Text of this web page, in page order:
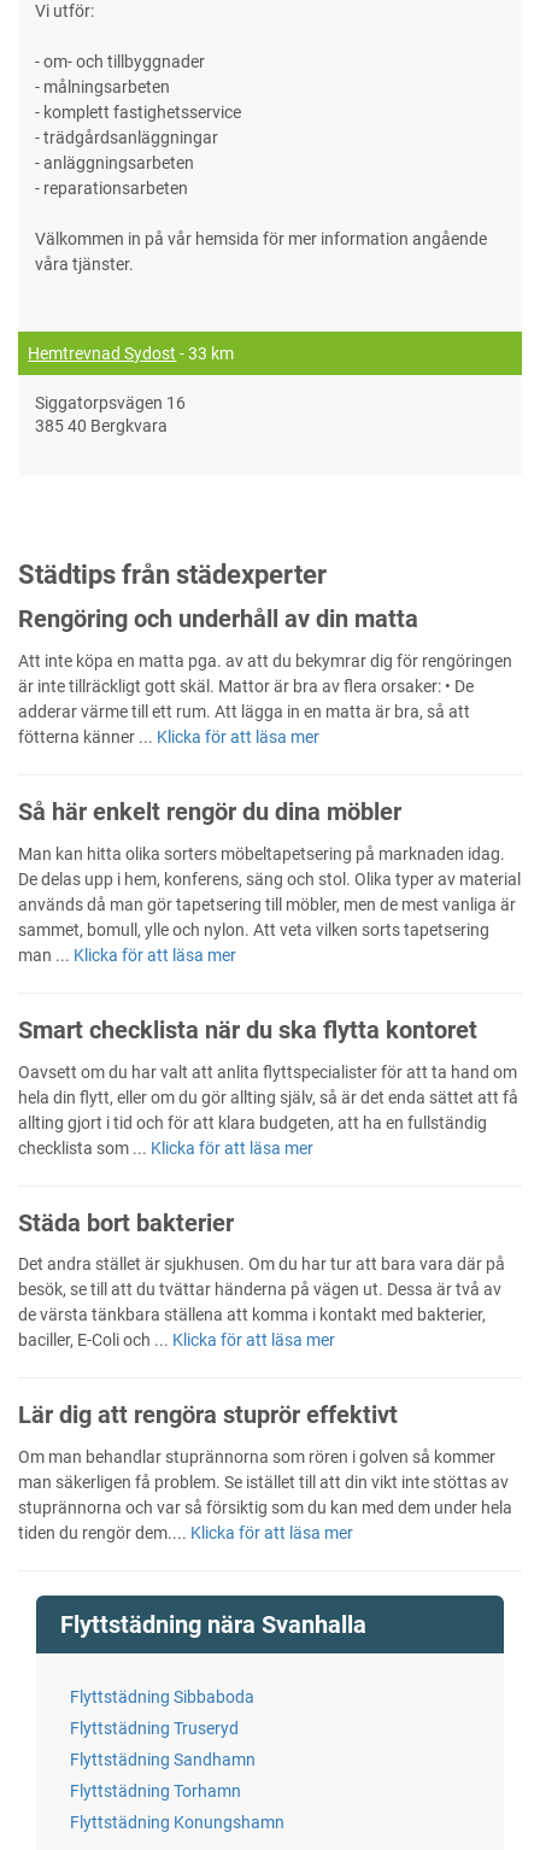
Vi utför:
- om- och tillbyggnader
- målningsarbeten
- komplett fastighetsservice
- trädgårdsanläggningar
- anläggningsarbeten
- reparationsarbeten
Välkommen in på vår hemsida för mer information angående
våra tjänster.
Hemtrevnad Sydost - 33 km
Siggatorpsvägen 16
385 40 Bergkvara
Städtips från städexperter
Rengöring och underhåll av din matta
Att inte köpa en matta pga. av att du bekymrar dig för rengöringen
är inte tillräckligt gott skäl. Mattor är bra av flera orsaker: • De
adderar värme till ett rum. Att lägga in en matta är bra, så att
fötterna känner ... Klicka för att läsa mer
Så här enkelt rengör du dina möbler
Man kan hitta olika sorters möbeltapetsering på marknaden idag.
De delas upp i hem, konferens, säng och stol. Olika typer av material
används då man gör tapetsering till möbler, men de mest vanliga är
sammet, bomull, ylle och nylon. Att veta vilken sorts tapetsering
man ... Klicka för att läsa mer
Smart checklista när du ska flytta kontoret
Oavsett om du har valt att anlita flyttspecialister för att ta hand om
hela din flytt, eller om du gör allting själv, så är det enda sättet att få
allting gjort i tid och för att klara budgeten, att ha en fullständig
checklista som ... Klicka för att läsa mer
Städa bort bakterier
Det andra stället är sjukhusen. Om du har tur att bara vara där på
besök, se till att du tvättar händerna på vägen ut. Dessa är två av
de värsta tänkbara ställena att komma i kontakt med bakterier,
baciller, E-Coli och ... Klicka för att läsa mer
Lär dig att rengöra stuprör effektivt
Om man behandlar stuprännorna som rören i golven så kommer
man säkerligen få problem. Se istället till att din vikt inte stöttas av
stuprännorna och var så försiktig som du kan med dem under hela
tiden du rengör dem.... Klicka för att läsa mer
Flyttstädning nära Svanhalla
Flyttstädning Sibbaboda
Flyttstädning Truseryd
Flyttstädning Sandhamn
Flyttstädning Torhamn
Flyttstädning Konungshamn